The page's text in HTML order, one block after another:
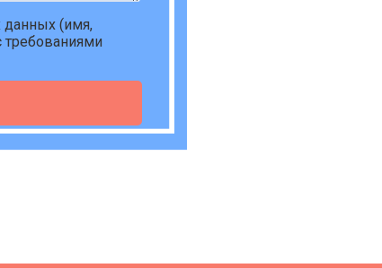
данных (имя,
требованиями